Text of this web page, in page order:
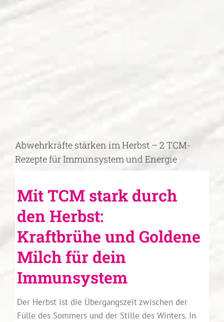
Zeige
Abwehrkräfte stärken im Herbst – 2 TCM-
Rezepte für Immunsystem und Energie
Mit TCM stark durch
den Herbst:
Kraftbrühe und Goldene
Milch für dein
Immunsystem
Der Herbst ist die Übergangszeit zwischen der
Fülle des Sommers und der Stille des Winters. In